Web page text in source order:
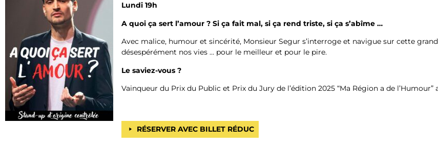
Lundi 19h
A quoi ça sert l’amour ? Si ça fait mal, si ça rend triste, si ça s’abîme …
Avec malice, humour et sincérité, Monsieur Segur s’interroge et navigue sur cette
désespérément nos vies … pour le meilleur et pour le pire.
Le saviez-vous ?
Vainqueur du Prix du Public et Prix du Jury de l’édition 2025 “Ma Région a de
RÉSERVER AVEC BILLET RÉDUC